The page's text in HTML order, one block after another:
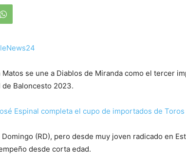
Matos se une a Diablos de Miranda como el tercer
Baloncesto 2023.
Espinal completa el cupo de importados de
(RD), pero desde muy joven radicado en
desde corta edad.